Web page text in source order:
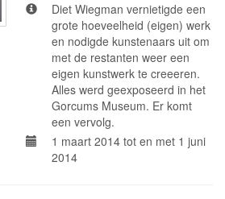
Diet Wiegman vernietigde een
grote hoeveelheid (eigen) werk
en nodigde kunstenaars uit om
met de restanten weer een
eigen kunstwerk te creeeren.
Alles werd geexposeerd in het
Gorcums Museum. Er komt
een vervolg.
1 maart 2014 tot en met 1 juni
2014